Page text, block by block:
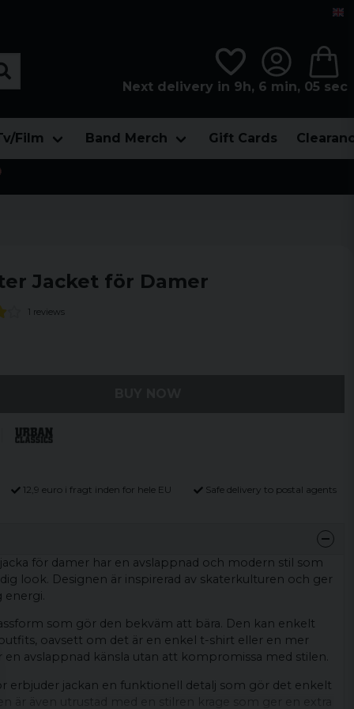
Next delivery in 9h, 6 min, 05 sec
Film Band Merch Gift Cards
Jacket för Damer
1 reviews
12,9 euro i fragt inden for hele EU Safe delivery to postal agents
för damer har en avslappnad och modern stil som
look. Designen är inspirerad av skaterkulturen och ger
energi.
som gör den bekväm att bära. Den kan enkelt
oavsett om det är en enkel t-shirt eller en mer
en avslappnad känsla utan att kompromissa med stilen.
erbjuder jackan en funktionell detalj som gör det enkelt
är även utrustad med en stilren krage som ger en extra